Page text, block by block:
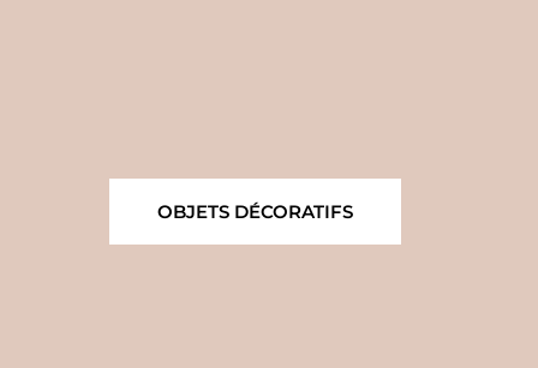
OBJETS DÉCORATIFS